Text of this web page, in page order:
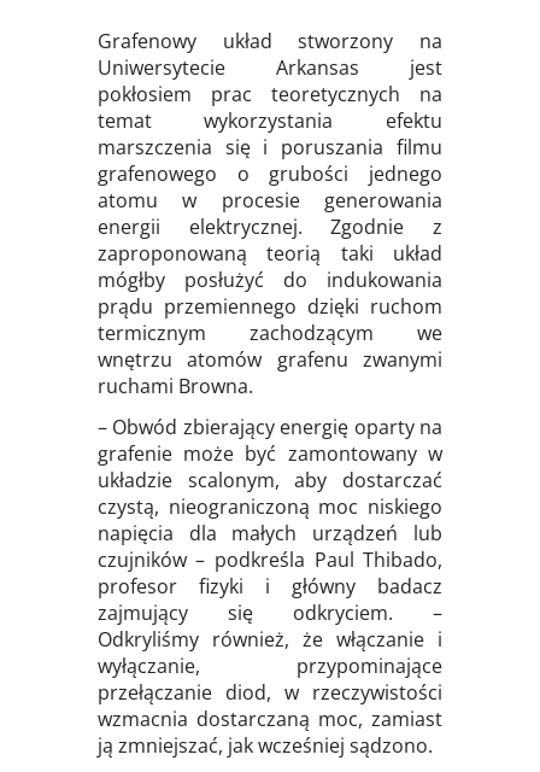
Grafenowy układ stworzony na
Uniwersytecie Arkansas jest
pokłosiem prac teoretycznych na
temat wykorzystania efektu
marszczenia się i poruszania filmu
grafenowego o grubości jednego
atomu w procesie generowania
energii elektrycznej. Zgodnie z
zaproponowaną teorią taki układ
mógłby posłużyć do indukowania
prądu przemiennego dzięki ruchom
termicznym zachodzącym we
wnętrzu atomów grafenu zwanymi
ruchami Browna.
– Obwód zbierający energię oparty na
grafenie może być zamontowany w
układzie scalonym, aby dostarczać
czystą, nieograniczoną moc niskiego
napięcia dla małych urządzeń lub
czujników – podkreśla Paul Thibado,
profesor fizyki i główny badacz
zajmujący się odkryciem. –
Odkryliśmy również, że włączanie i
wyłączanie, przypominające
przełączanie diod, w rzeczywistości
wzmacnia dostarczaną moc, zamiast
ją zmniejszać, jak wcześniej sądzono.